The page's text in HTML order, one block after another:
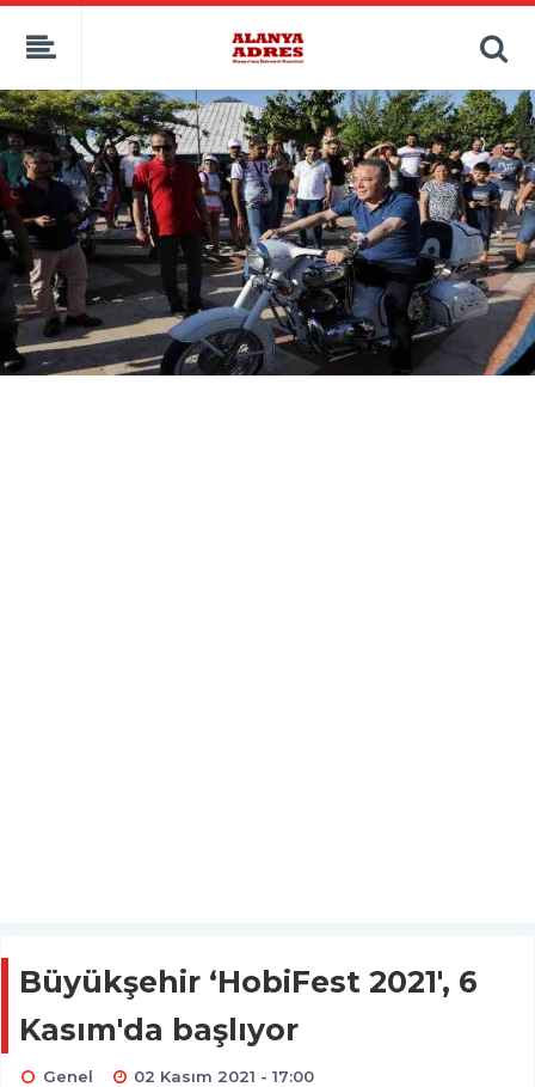
kaçak bahis
deneme bonusu
canlı bahis siteleri
deneme bonusu veren siteler
bahis siteleri
porno izle
Büyükşehir ‘HobiFest 2021', 6
Kasım'da başlıyor
Genel 02 Kasım 2021 - 17:00